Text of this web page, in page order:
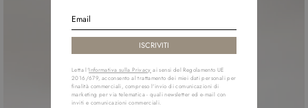
Letta l'Informativa sulla Privacy ai sensi del Regolamento UE
2016/679, acconsento al trattamento dei miei dati personali per
finalità commerciali, compreso l'invio di comunicazioni di
marketing per via telematica - quali newsletter ed e-mail con
inviti e comunicazioni commerciali.